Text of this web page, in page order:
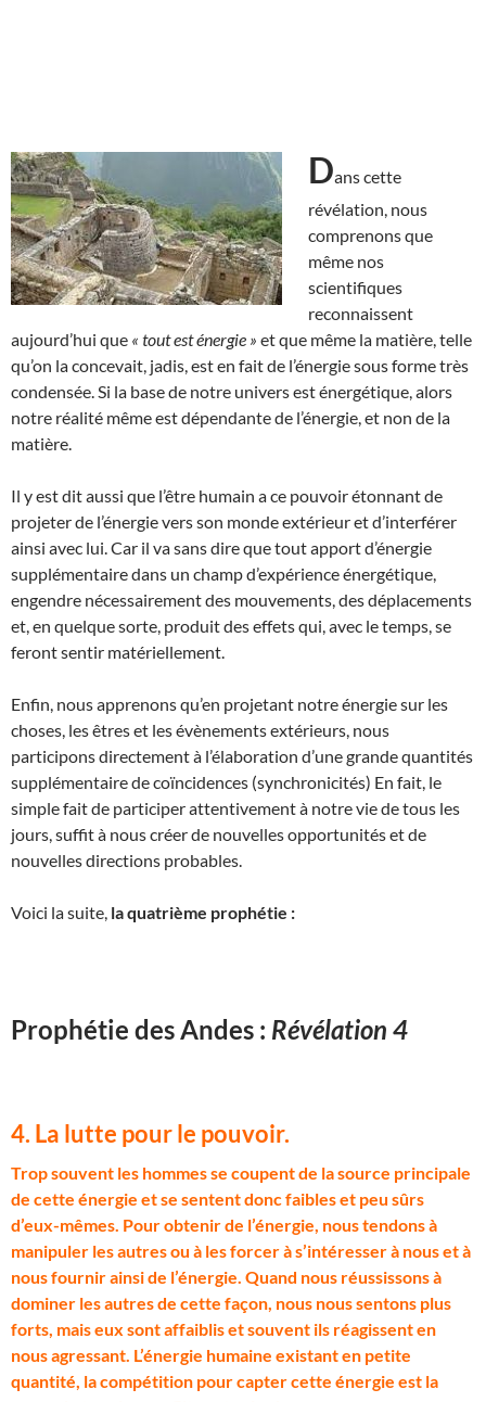
Dans cette
révélation, nous
comprenons que
même nos
scientifiques
reconnaissent
aujourd’hui que « tout est énergie » et que même la matière, telle
qu’on la concevait, jadis, est en fait de l’énergie sous forme très
condensée. Si la base de notre univers est énergétique, alors
notre réalité même est dépendante de l’énergie, et non de la
matière.
Il y est dit aussi que l’être humain a ce pouvoir étonnant de
projeter de l’énergie vers son monde extérieur et d’interférer
ainsi avec lui. Car il va sans dire que tout apport d’énergie
supplémentaire dans un champ d’expérience énergétique,
engendre nécessairement des mouvements, des déplacements
et, en quelque sorte, produit des effets qui, avec le temps, se
feront sentir matériellement.
Enfin, nous apprenons qu’en projetant notre énergie sur les
choses, les êtres et les évènements extérieurs, nous
participons directement à l’élaboration d’une grande quantités
supplémentaire de coïncidences (synchronicités) En fait, le
simple fait de participer attentivement à notre vie de tous les
jours, suffit à nous créer de nouvelles opportunités et de
nouvelles directions probables.
Voici la suite, la quatrième prophétie :
Prophétie des Andes : Révélation 4
4. La lutte pour le pouvoir.
Trop souvent les hommes se coupent de la source principale
de cette énergie et se sentent donc faibles et peu sûrs
d’eux-mêmes. Pour obtenir de l’énergie, nous tendons à
manipuler les autres ou à les forcer à s’intéresser à nous et à
nous fournir ainsi de l’énergie. Quand nous réussissons à
dominer les autres de cette façon, nous nous sentons plus
forts, mais eux sont affaiblis et souvent ils réagissent en
nous agressant. L’énergie humaine existant en petite
quantité, la compétition pour capter cette énergie est la